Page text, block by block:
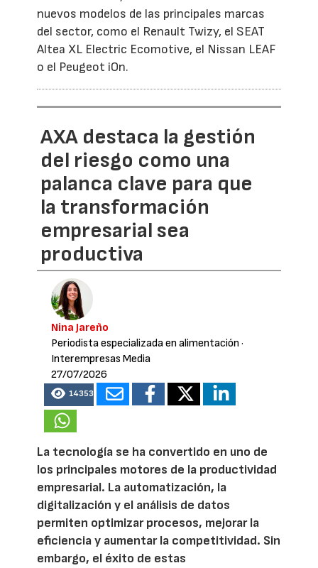
nuevos modelos de las principales marcas
del sector, como el Renault Twizy, el SEAT
Altea XL Electric Ecomotive, el Nissan LEAF
o el Peugeot iOn.
AXA destaca la gestión
del riesgo como una
palanca clave para que
la transformación
empresarial sea
productiva
Nina Jareño
Periodista especializada en alimentación ·
Interempresas Media
27/07/2026
14353
La tecnología se ha convertido en uno de
los principales motores de la productividad
empresarial. La automatización, la
digitalización y el análisis de datos
permiten optimizar procesos, mejorar la
eficiencia y aumentar la competitividad. Sin
embargo, el éxito de estas